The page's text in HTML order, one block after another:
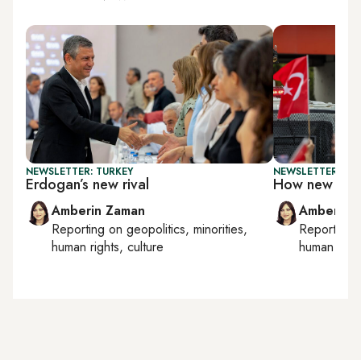
NEWSLETTER: TURKEY
Erdogan’s new rival
Amberin Zaman
Reporting on geopolitics, minorities,
human rights, culture
NEWSLETTER:
How new is
Amberin
Reporting
human